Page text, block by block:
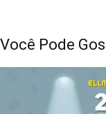
Você Pode